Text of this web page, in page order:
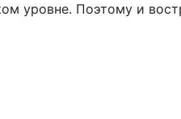
уровне. Поэтому и